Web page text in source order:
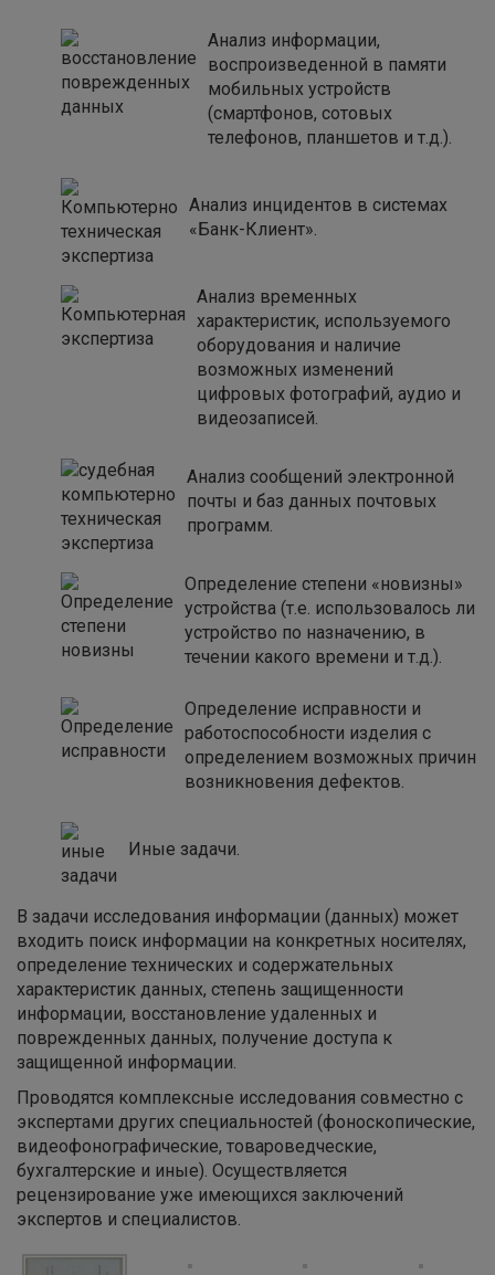
Анализ информации,
воспроизведенной в памяти
мобильных устройств
(смартфонов, сотовых
телефонов, планшетов и т.д.).
Анализ инцидентов в системах
«Банк-Клиент».
Анализ временных
характеристик, используемого
оборудования и наличие
возможных изменений
цифровых фотографий, аудио и
видеозаписей.
Анализ сообщений электронной
почты и баз данных почтовых
программ.
Определение степени «новизны»
устройства (т.е. использовалось ли
устройство по назначению, в
течении какого времени и т.д.).
Определение исправности и
работоспособности изделия с
определением возможных причин
возникновения дефектов.
Иные задачи.
В задачи исследования информации (данных) может
входить поиск информации на конкретных носителях,
определение технических и содержательных
характеристик данных, степень защищенности
информации, восстановление удаленных и
поврежденных данных, получение доступа к
защищенной информации.
Проводятся комплексные исследования совместно с
экспертами других специальностей (фоноскопические,
видеофонографические, товароведческие,
бухгалтерские и иные). Осуществляется
рецензирование уже имеющихся заключений
экспертов и специалистов.